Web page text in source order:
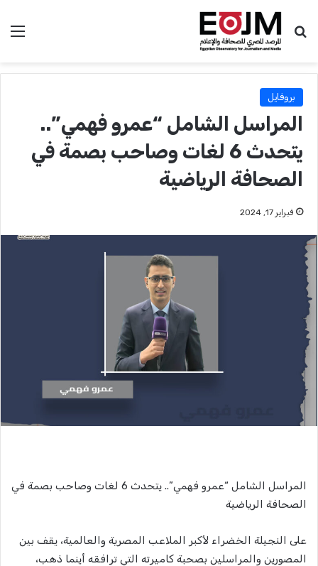
بحث عن
بروفايل
المراسل الشامل “عمرو فهمي”..
يتحدث 6 لغات وصاحب بصمة في
الصحافة الرياضية
فبراير 17, 2024
المراسل الشامل “عمرو فهمي”.. يتحدث 6 لغات وصاحب بصمة في
الصحافة الرياضية
على النجيلة الخضراء لأكبر الملاعب المصرية والعالمية، يقف بين
المصورين والمراسلين بصحبة كاميرته التي ترافقه أينما ذهب،